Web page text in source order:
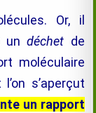
Or, il
undéchet de
moléculaire
s’aperçut
un rapport